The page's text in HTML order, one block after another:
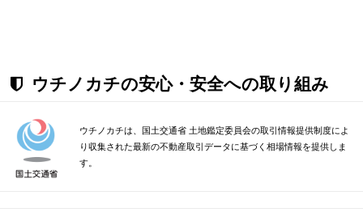
ウチノカチの安心・安全への取り組み
ウチノカチは、国土交通省 土地鑑定委員会の取引情報提供制度によ
り収集された最新の不動産取引データに基づく相場情報を提供しま
す。